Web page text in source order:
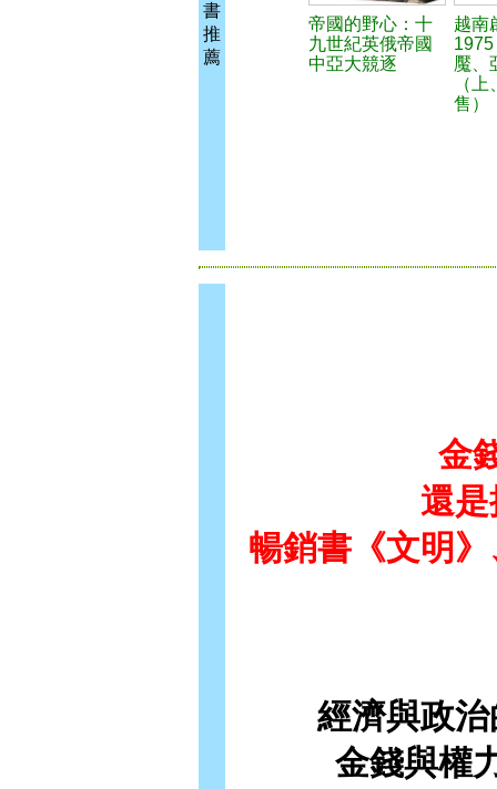
書
推
薦
帝國的野心：十
九世紀英俄帝國
中亞大競逐
越南
魘、
（
售）
金
還
暢銷書《文明
經濟與政
金錢與權